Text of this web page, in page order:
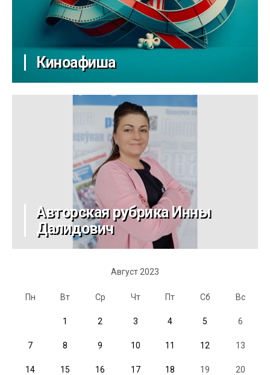
Киноафиша
Авторская рубрика Инны
Далидович
Август 2023
Пн Вт Ср Чт Пт Сб Вс
1 2 3 4 5 6
7 8 9 10 11 12 13
14 15 16 17 18 19 20